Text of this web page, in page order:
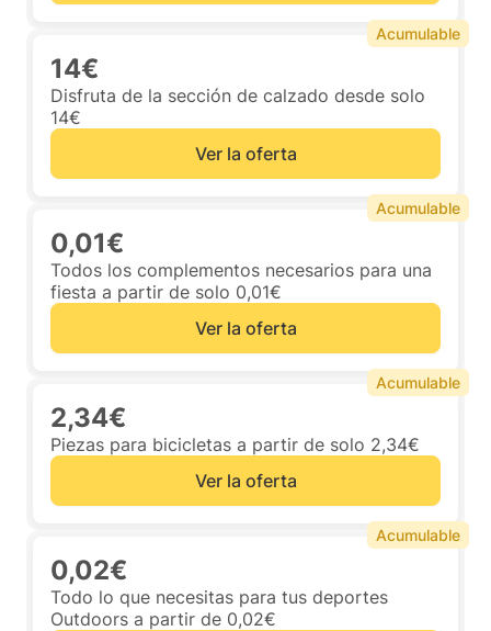
14€
Disfruta de la sección de calzado desde solo
14€
Ver la oferta
Acumulable
0,01€
Todos los complementos necesarios para una
fiesta a partir de solo 0,01€
Ver la oferta
Acumulable
2,34€
Piezas para bicicletas a partir de solo 2,34€
Ver la oferta
Acumulable
0,02€
Todo lo que necesitas para tus deportes
Outdoors a partir de 0,02€
Acumulable